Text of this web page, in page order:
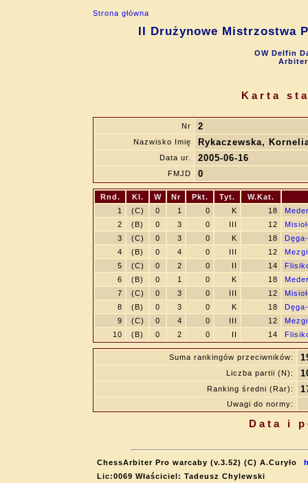
Strona główna
II Drużynowe Mistrzostwa
OW Delfin
Karta
Nr 2
Nazwisko Imię Rykaczewska,
Data ur. 2005-06-16
FMJD 0
Rnd. Kl. W Nr Pkt. Tyt.
W.Kat.
1
(C) 0 1 0 K 18
2
(B) 0 3 0 III 12
3
(C) 0 3 0 K 18
4
(B) 0 4 0 III 12
5
(C) 0 2 0 II 14
6
(B) 0 1 0 K 18
7
(C) 0 3 0 III 12
8
(B) 0 3 0 K 18
9
(C) 0 4 0 III 12
10
(B) 0 2 0 II 14
Suma rankingów przeciwników:
Liczba partii (N):
Ranking średni (Rar):
Uwagi do normy:
Data i
ChessArbiter Pro warcaby (v.3.52) (C) A.Curyło
Lic:0069 Właściciel: Tadeusz Chylewski